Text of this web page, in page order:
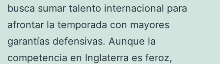
busca sumar talento internacional para
afrontar la temporada con mayores
garantías defensivas. Aunque la
competencia en Inglaterra es feroz,